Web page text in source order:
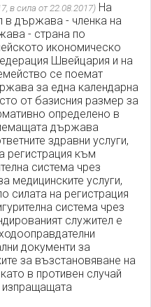
в сила от 22.08.2017) На
в държава - членка на
- страна по
икономическо
Швейцария и на
се поемат
за една календарна
от базисния размер за
определено в
държава
здравни услуги,
регистрация към
система чрез
медицинските услуги,
силата на регистрация
система чрез
служител е
документи за
за възстановяване на
в противен случай
изпращащата